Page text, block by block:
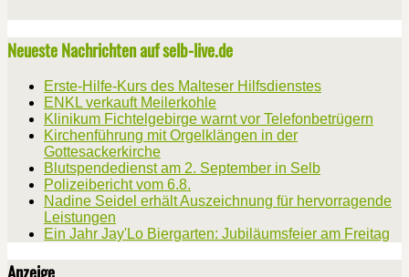
Neueste Nachrichten auf selb-live.de
Erste-Hilfe-Kurs des Malteser Hilfsdienstes
ENKL verkauft Meilerkohle
Klinikum Fichtelgebirge warnt vor Telefonbetrügern
Kirchenführung mit Orgelklängen in der
Gottesackerkirche
Blutspendedienst am 2. September in Selb
Polizeibericht vom 6.8.
Nadine Seidel erhält Auszeichnung für hervorragende
Leistungen
Ein Jahr Jay'Lo Biergarten: Jubiläumsfeier am Freitag
Anzeige